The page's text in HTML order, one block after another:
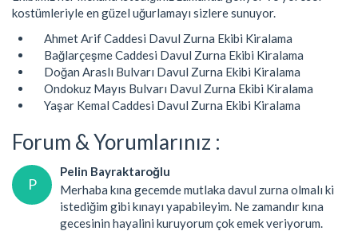
kostümleriyle en güzel uğurlamayı sizlere sunuyor.
Ahmet Arif Caddesi Davul Zurna Ekibi Kiralama
Bağlarçeşme Caddesi Davul Zurna Ekibi Kiralama
Doğan Araslı Bulvarı Davul Zurna Ekibi Kiralama
Ondokuz Mayıs Bulvarı Davul Zurna Ekibi Kiralama
Yaşar Kemal Caddesi Davul Zurna Ekibi Kiralama
Forum & Yorumlarınız :
P
Pelin Bayraktaroğlu
Merhaba kına gecemde mutlaka davul zurna olmalı ki
istediğim gibi kınayı yapabileyim. Ne zamandır kına
gecesinin hayalini kuruyorum çok emek veriyorum.